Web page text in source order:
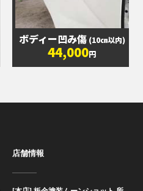
ボディー凹み傷 (10㎝以内)
44,000円
店舗情報